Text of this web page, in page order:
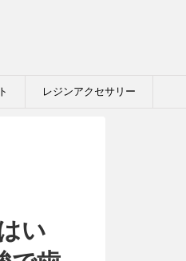
レジンアクセサリー
い